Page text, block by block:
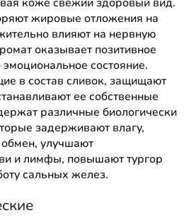
жировые отложения на
влияют на нервную
оказывает позитивное
состояние.
в состав сливок, защищают
ее собственные
различные биологически
задерживают влагу,
улучшают
и лимфы, повышают тургор
сальных желез.